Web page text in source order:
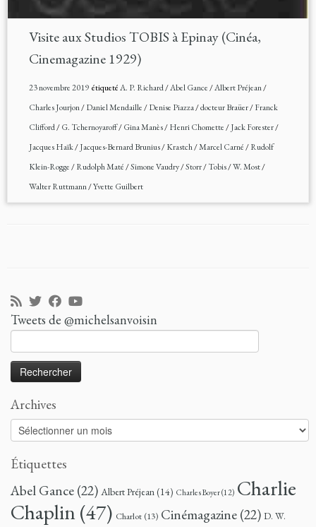
Visite aux Studios TOBIS à Epinay (Cinéa,
Cinemagazine 1929)
23 novembre 2019étiquetéA. P. Richard/Abel Gance/Albert Préjean/
Charles Jourjon/Daniel Mendaille/Denise Piazza/docteur Braüer/Franck
Clifford/G. Tchernoyaroff/Gina Manès/Henri Chomette/Jack Forester/
Jacques Haïk/Jacques-Bernard Brunius/Krastch/Marcel Carné/Rudolf
Klein-Rogge/Rudolph Maté/Simone Vaudry/Storr/Tobis/W. Most/
Walter Ruttmann/Yvette Guilbert
Tweets de @michelsanvoisin
Archives
Archives
Étiquettes
Abel Gance(22) Albert Préjean(14) Charles Boyer(12) Charlie
Chaplin(47) Charlot (13) Cinémagazine(22) D. W.